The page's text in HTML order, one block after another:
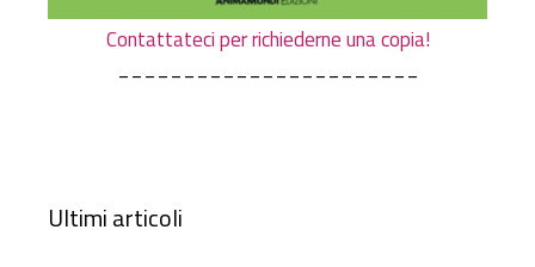
Contattateci per richiederne una copia!
Ultimi articoli